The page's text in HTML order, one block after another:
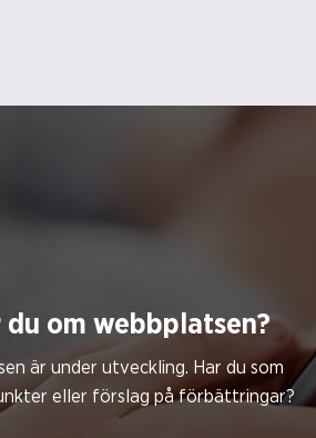
om webbplatsen?
är under utveckling. Har du som
eller förslag på förbättringar?